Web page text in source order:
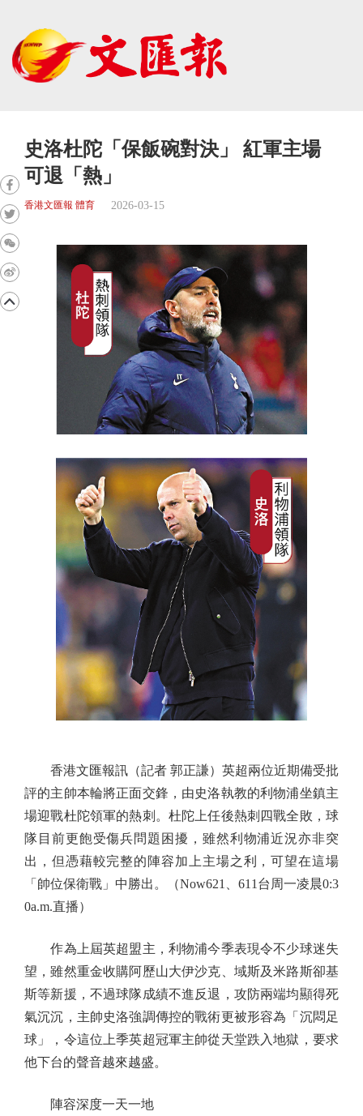
史洛杜陀「保飯碗對決」 紅軍主場
可退「熱」
香港文匯報 體育 2026-03-15
香港文匯報訊（記者 郭正謙）英超兩位近期備受批
評的主帥本輪將正面交鋒，由史洛執教的利物浦坐鎮主
場迎戰杜陀領軍的熱刺。杜陀上任後熱刺四戰全敗，球
隊目前更飽受傷兵問題困擾，雖然利物浦近況亦非突
出，但憑藉較完整的陣容加上主場之利，可望在這場
「帥位保衛戰」中勝出。（Now621、611台周一凌晨0:3
0a.m.直播）
作為上屆英超盟主，利物浦今季表現令不少球迷失
望，雖然重金收購阿歷山大伊沙克、域斯及米路斯卻基
斯等新援，不過球隊成績不進反退，攻防兩端均顯得死
氣沉沉，主帥史洛強調傳控的戰術更被形容為「沉悶足
球」，令這位上季英超冠軍主帥從天堂跌入地獄，要求
他下台的聲音越來越盛。
陣容深度一天一地